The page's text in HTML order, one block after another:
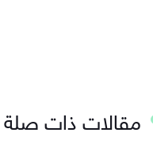
مقالات ذات صلة